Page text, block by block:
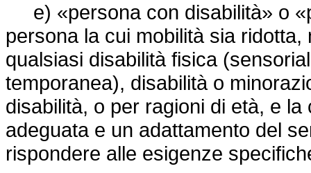
e) «persona con disabilità» o
persona la cui mobilità sia
qualsiasi disabilità fisica
temporanea), disabilità o
disabilità, o per ragioni di età, e
adeguata e un adattamento del
rispondere alle esigenze